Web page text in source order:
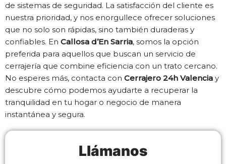
de sistemas de seguridad. La satisfacción del cliente es
nuestra prioridad, y nos enorgullece ofrecer soluciones
que no solo son rápidas, sino también duraderas y
confiables. En Callosa d’En Sarria, somos la opción
preferida para aquellos que buscan un servicio de
cerrajería que combine eficiencia con un trato cercano.
No esperes más, contacta con Cerrajero 24h Valencia y
descubre cómo podemos ayudarte a recuperar la
tranquilidad en tu hogar o negocio de manera
instantánea y segura.
Llámanos